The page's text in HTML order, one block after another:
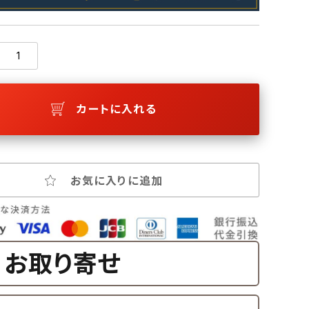
カートに入れる
お気に入りに追加
お取り寄せ